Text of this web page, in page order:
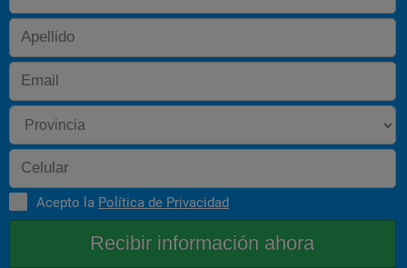
e. Responsabilidad del operador logístico
Módulo VII. El transporte ferroviario de mercancías
1. La liberalización del sector ferroviario
regulación y problemas
3. El transporte internacional de mercancías por ferrocarril:
4. El transporte combinado de mercancías por ferrocarril
1. Transporte de viajeros por carretera
a. Transporte nacional
a.1. el transporte regular de viajeros
a.2. el transporte discrecional de viajeros
Acepto la Política de Privacidad